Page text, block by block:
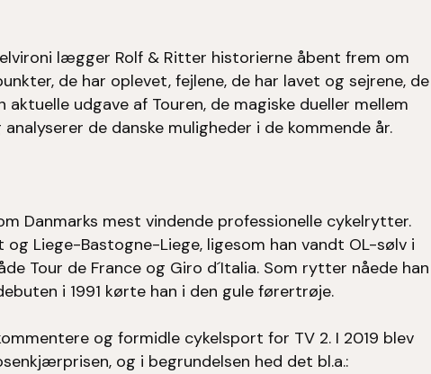
lægger Rolf & Ritter historierne åbent frem om
de har oplevet, fejlene, de har lavet og sejrene, de
udgave af Touren, de magiske dueller mellem
de danske muligheder i de kommende år.
Danmarks mest vindende professionelle cykelrytter.
Liege-Bastogne-Liege, ligesom han vandt OL-sølv i
Tour de France og Giro d´Italia. Som rytter nåede han
i 1991 kørte han i den gule førertrøje.
og formidle cykelsport for TV 2. I 2019 blev
og i begrundelsen hed det bl.a.: